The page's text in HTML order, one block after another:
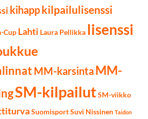
kihappkilpailulisenssi
Cup Lahti Laura Pellikka lisenssi
MM-karsintaMM-
SM-kilpailutSM-viikko
SuomisportSuvi Nissinen Taidon